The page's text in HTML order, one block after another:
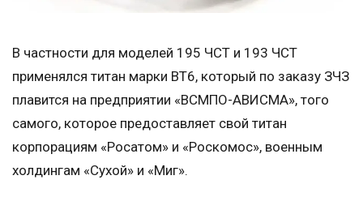
В частности для моделей 195 ЧСТ и 193 ЧСТ
применялся титан марки ВТ6, который по заказу ЗЧЗ
плавится на предприятии «ВСМПО-АВИСМА», того
самого, которое предоставляет свой титан
корпорациям «Росатом» и «Роскомос», военным
холдингам «Сухой» и «Миг».